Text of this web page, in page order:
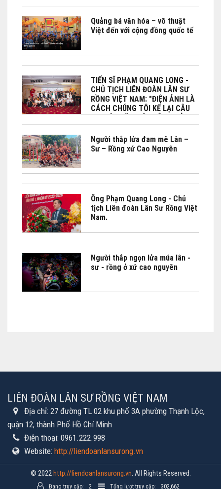
Quảng bá văn hóa – võ thuật
Việt đến với cộng đồng quốc tế
TIẾN SĨ PHẠM QUANG LONG -
CHỦ TỊCH LIÊN ĐOÀN LÂN SƯ
RỒNG VIỆT NAM: "ĐIỆN ẢNH LÀ
CÁCH CHÚNG TÔI KỂ LẠI CÂU
CHUYỆN VĂN HÓA BẰNG CẢM
XÚC"
Người thắp lửa đam mê Lân –
Sư – Rồng xứ Cao Nguyên
Ông Phạm Quang Long - Chủ
tịch Liên đoàn Lân Sư Rồng Việt
Nam.
Người thắp ngọn lửa múa lân -
sư - rồng ở xứ cao nguyên
LIÊN ĐOÀN LÂN SƯ RỒNG VIỆT NAM
Địa chỉ: 27 đường TL 02 khu phố 3A phường Thạnh Lộc,
quận 12, thành Phố Hồ Chí Minh
Điện thoại: 0961.222.998
Website: http://liendoanlansurong.vn
© 2022http://liendoanlansurong.vn. All Rights Reserved.
Đang truy cập: 2 Tổng lượt truy cập: 302,662